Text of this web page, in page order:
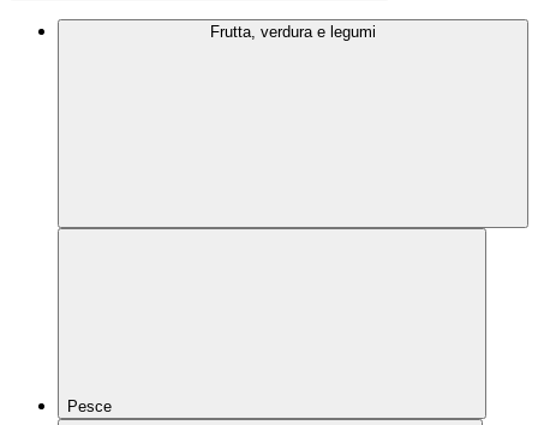
Frutta, verdura e legumi
Pesce